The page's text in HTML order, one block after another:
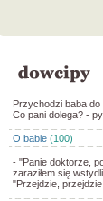
Przychodzi baba do
Co pani dolega? -
O babie(100)
- "Panie doktorze,
zaraziłem się
"Przejdzie,